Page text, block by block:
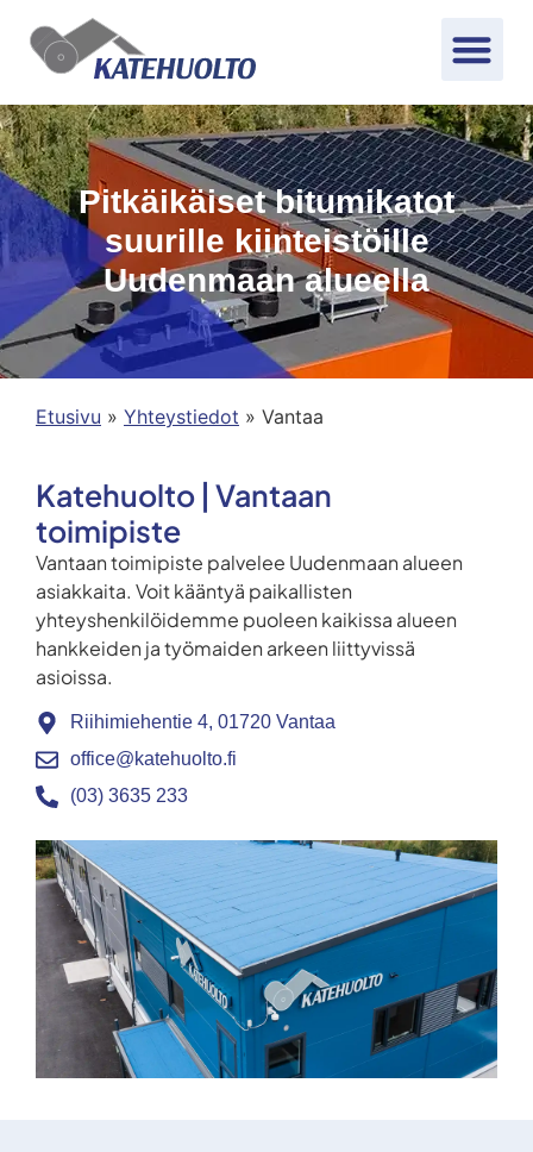
Pitkäikäiset bitumikatot
suurille kiinteistöille
Uudenmaan alueella
Etusivu » Yhteystiedot » Vantaa
Katehuolto | Vantaan
toimipiste
Vantaan toimipiste palvelee Uudenmaan alueen
asiakkaita. Voit kääntyä paikallisten
yhteyshenkilöidemme puoleen kaikissa alueen
hankkeiden ja työmaiden arkeen liittyvissä
asioissa.
Riihimiehentie 4, 01720 Vantaa
office@katehuolto.fi
(03) 3635 233